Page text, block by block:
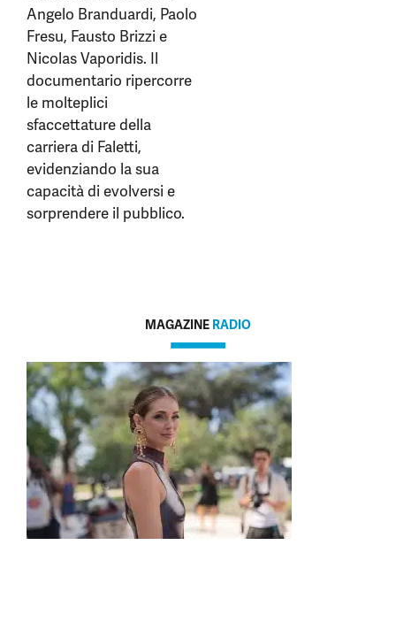
Angelo Branduardi, Paolo
Fresu, Fausto Brizzi e
Nicolas Vaporidis. Il
documentario ripercorre
le molteplici
sfaccettature della
carriera di Faletti,
evidenziando la sua
capacità di evolversi e
sorprendere il pubblico.
MAGAZINE RADIO